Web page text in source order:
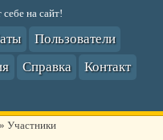
себе на сайт!
Пользователи
Справка
Контакт
Участники